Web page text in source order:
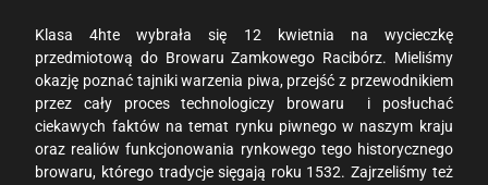
Klasa 4hte wybrała się 12 kwietnia na wycieczkę
przedmiotową do Browaru Zamkowego Racibórz. Mieliśmy
okazję poznać tajniki warzenia piwa, przejść z przewodnikiem
przez cały proces technologiczy browaru i posłuchać
ciekawych faktów na temat rynku piwnego w naszym kraju
oraz realiów funkcjonowania rynkowego tego historycznego
browaru, którego tradycje sięgają roku 1532. Zajrzeliśmy też